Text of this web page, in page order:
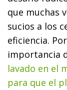
que muchas
sucios a los
eficiencia.
importancia
lavado en el
para que el